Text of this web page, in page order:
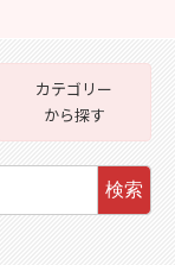
カテゴリー
から探す
検索